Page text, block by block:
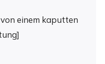
einem kaputten